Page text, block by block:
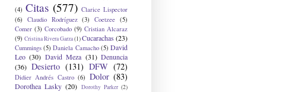
(4) Citas (577) Clarice Lispector
(6)
Claudio Rodríguez (3) Coetzee (5)
Comer (3) Corcobado (9) Cristian Alcaraz
(9) Cristina Rivera Garza(1)Cucarachas (23)
Cummings (5) Daniela Camacho (5) David
Leo (30) David Meza (31) Denuncia
(36) Desierto (131) DFW (72)
Didier Andrés Castro (6) Dolor (83)
Dorothea Lasky (20) Dorothy Parker (2)